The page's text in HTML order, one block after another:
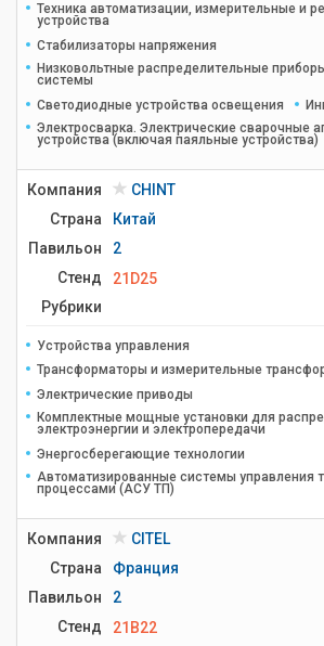
Техника автоматизации, измерительные и
устройства
Стабилизаторы напряжения
Низковольтные распределительные
системы
Светодиодные устройства освещения
Электросварка. Электрические сварочные
устройства (включая паяльные устройства)
Компания
CHINT
Страна
Китай
Павильон
2
Стенд
21D25
Рубрики
Устройства управления
Трансформаторы и измерительные
Электрические приводы
Комплектные мощные установки для
электроэнергии и электропередачи
Энергосберегающие технологии
Автоматизированные системы управления
процессами (АСУ ТП)
Компания
CITEL
Страна
Франция
Павильон
2
Стенд
21B22